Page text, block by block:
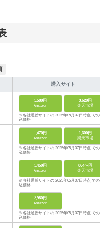
購入サイト
1,580円
Amazon
3,620円
楽天市場
※各社通販サイトの 2025年05月07日時点 での税
込価格
1,470円
Amazon
1,300円
楽天市場
※各社通販サイトの 2025年05月07日時点 での税
込価格
1,450円
Amazon
864〜円
楽天市場
※各社通販サイトの 2025年05月07日時点 での税
込価格
2,980円
Amazon
※各社通販サイトの 2025年05月07日時点 での税
込価格